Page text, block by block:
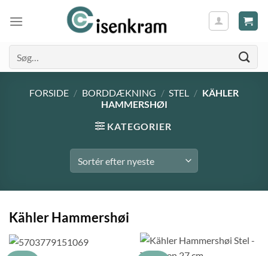
efter:
FORSIDE / BORDDÆKNING / STEL / KÄHLER
HAMMERSHØI
KATEGORIER
Kähler Hammershøi